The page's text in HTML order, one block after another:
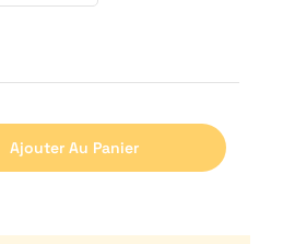
Ajouter Au Panier